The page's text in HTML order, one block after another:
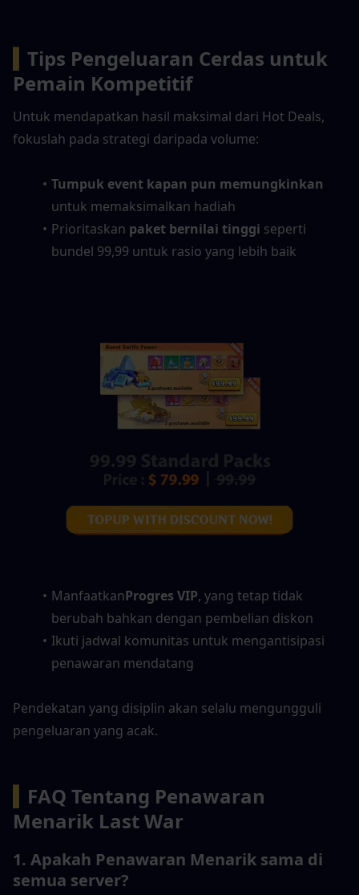
Tips Pengeluaran Cerdas untuk
Pemain Kompetitif
Untuk mendapatkan hasil maksimal dari Hot Deals,
fokuslah pada strategi daripada volume:
Tumpuk event kapan pun memungkinkan
untuk memaksimalkan hadiah
Prioritaskan paket bernilai tinggi seperti
bundel 99,99 untuk rasio yang lebih baik
ManfaatkanProgres VIP, yang tetap tidak
berubah bahkan dengan pembelian diskon
Ikuti jadwal komunitas untuk mengantisipasi
penawaran mendatang
Pendekatan yang disiplin akan selalu mengungguli
pengeluaran yang acak.
FAQ Tentang Penawaran
Menarik Last War
1. Apakah Penawaran Menarik sama di
semua server?